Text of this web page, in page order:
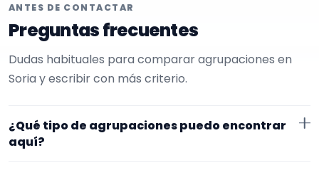
ANTES DE CONTACTAR
Preguntas frecuentes
Dudas habituales para comparar agrupaciones en
Soria y escribir con más criterio.
¿Qué tipo de agrupaciones puedo encontrar
aquí?